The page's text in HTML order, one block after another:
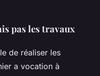
pas les travaux
de réaliser les
a vocation à